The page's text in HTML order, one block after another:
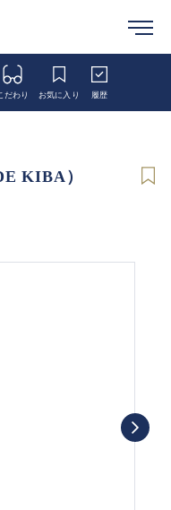
だわり お気に入り 履歴
KIBA）